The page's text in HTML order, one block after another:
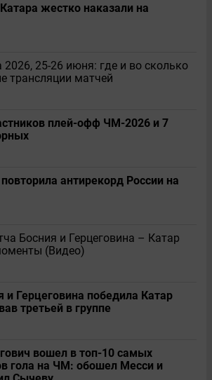
жестко наказали на
25-26 июня: где и во сколько
трансляции матчей
плей-офф ЧМ-2026 и 7
антирекорд России на
Босния и Герцеговина – Катар
(Видео)
Герцеговина победила Катар
третьей в группе
вошел в топ-10 самых
гола на ЧМ: обошел Месси и